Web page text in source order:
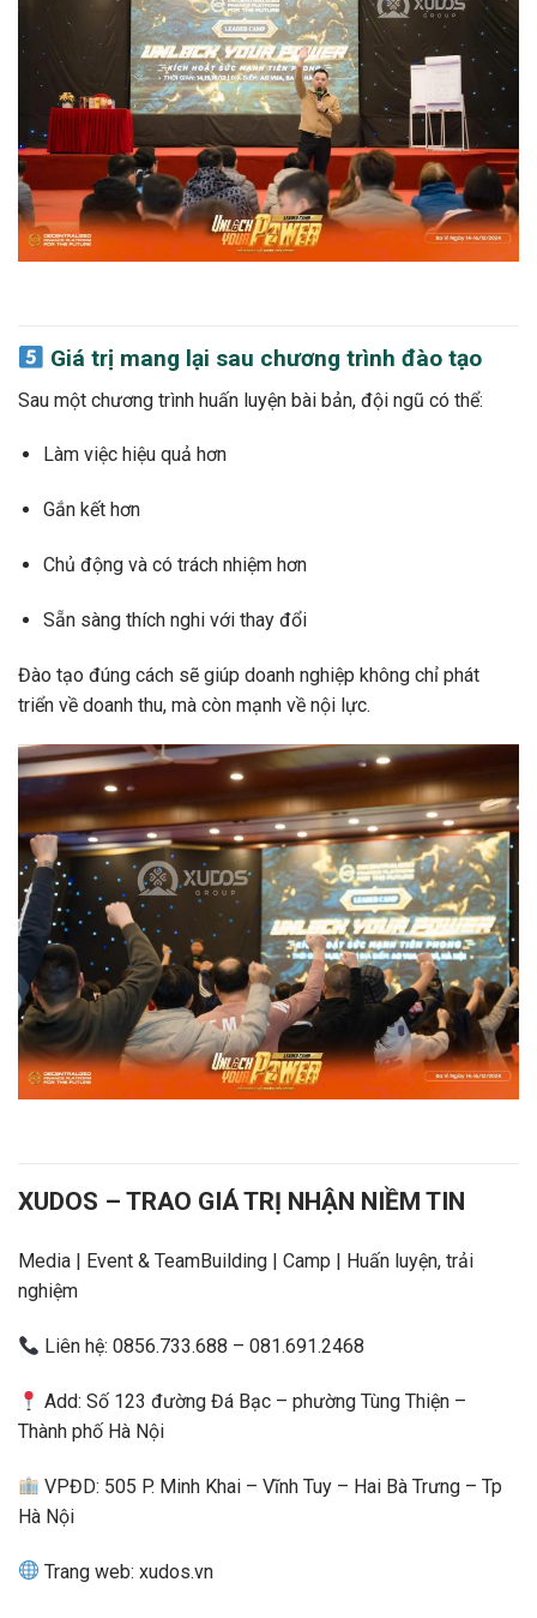
Giá trị mang lại sau chương trình đào tạo
Sau một chương trình huấn luyện bài bản, đội ngũ có thể:
Làm việc hiệu quả hơn
Gắn kết hơn
Chủ động và có trách nhiệm hơn
Sẵn sàng thích nghi với thay đổi
Đào tạo đúng cách sẽ giúp doanh nghiệp không chỉ phát
triển về doanh thu, mà còn mạnh về nội lực.
XUDOS – TRAO GIÁ TRỊ NHẬN NIỀM TIN
Media | Event & TeamBuilding | Camp | Huấn luyện, trải
nghiệm
Liên hệ: 0856.733.688 – 081.691.2468
Add: Số 123 đường Đá Bạc – phường Tùng Thiện –
Thành phố Hà Nội
VPĐD: 505 P. Minh Khai – Vĩnh Tuy – Hai Bà Trưng – Tp
Hà Nội
Trang web: xudos.vn